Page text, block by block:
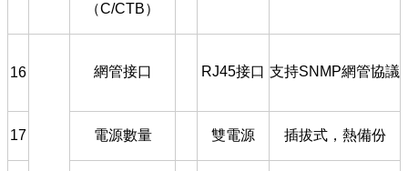
（C/CTB）
16 網管接口 RJ45接口 支持SNMP網管協議
17 電源數量 雙電源 插拔式，熱備份